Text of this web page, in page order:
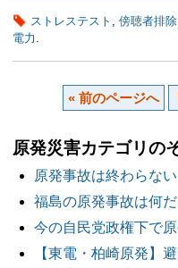
ストレステスト 傍聴者排除
電力
« 前のページへ
原発災害カテゴリの
原発事故は終わらな
福島の原発事故は何
今の自民党政権下で
【東電・柏崎原発】